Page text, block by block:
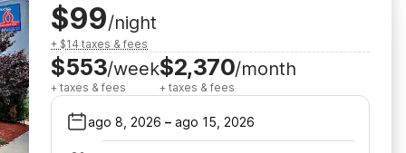
$99/night
+ $14 taxes & fees
$553/week
+ taxes & fees
$2,370/month
+ taxes & fees
ago 8, 2026 – ago 15, 2026